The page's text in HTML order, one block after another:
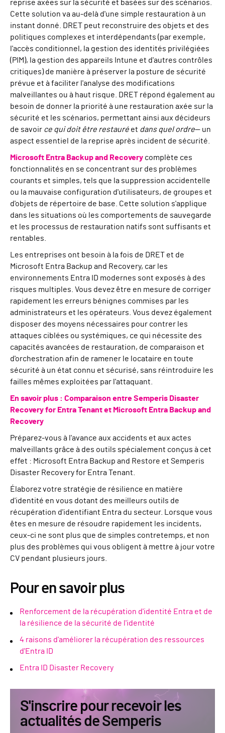
reprise axées sur la sécurité et basées sur des scénarios.
Cette solution va au-delà d'une simple restauration à un
instant donné. DRET peut reconstruire des objets et des
politiques complexes et interdépendants (par exemple,
l'accès conditionnel, la gestion des identités privilégiées
(PIM), la gestion des appareils Intune et d'autres contrôles
critiques) de manière à préserver la posture de sécurité
prévue et à faciliter l'analyse des modifications
malveillantes ou à haut risque. DRET répond également au
besoin de donner la priorité à une restauration axée sur la
sécurité et les scénarios, permettant ainsi aux décideurs
de savoir ce qui doit être restauré et dans quel ordre— un
aspect essentiel de la reprise après incident de sécurité.
Microsoft Entra Backup and Recovery complète ces
fonctionnalités en se concentrant sur des problèmes
courants et simples, tels que la suppression accidentelle
ou la mauvaise configuration d'utilisateurs, de groupes et
d'objets de répertoire de base. Cette solution s'applique
dans les situations où les comportements de sauvegarde
et les processus de restauration natifs sont suffisants et
rentables.
Les entreprises ont besoin à la fois de DRET et de
Microsoft Entra Backup and Recovery, car les
environnements Entra ID modernes sont exposés à des
risques multiples. Vous devez être en mesure de corriger
rapidement les erreurs bénignes commises par les
administrateurs et les opérateurs. Vous devez également
disposer des moyens nécessaires pour contrer les
attaques ciblées ou systémiques, ce qui nécessite des
capacités avancées de restauration, de comparaison et
d'orchestration afin de ramener le locataire en toute
sécurité à un état connu et sécurisé, sans réintroduire les
failles mêmes exploitées par l'attaquant.
En savoir plus : Comparaison entre Semperis Disaster
Recovery for Entra Tenant et Microsoft Entra Backup and
Recovery
Préparez-vous à l'avance aux accidents et aux actes
malveillants grâce à des outils spécialement conçus à cet
effet : Microsoft Entra Backup and Restore et Semperis
Disaster Recovery for Entra Tenant.
Élaborez votre stratégie de résilience en matière
d'identité en vous dotant des meilleurs outils de
récupération d'identifiant Entra du secteur. Lorsque vous
êtes en mesure de résoudre rapidement les incidents,
ceux-ci ne sont plus que de simples contretemps, et non
plus des problèmes qui vous obligent à mettre à jour votre
CV pendant plusieurs jours.
Pour en savoir plus
Renforcement de la récupération d'identité Entra et de
la résilience de la sécurité de l'identité
4 raisons d'améliorer la récupération des ressources
d'Entra ID
Entra ID Disaster Recovery
S'inscrire pour recevoir les
actualités de Semperis